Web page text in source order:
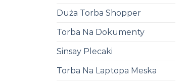
Duża Torba Shopper
Torba Na Dokumenty
Sinsay Plecaki
Torba Na Laptopa Meska